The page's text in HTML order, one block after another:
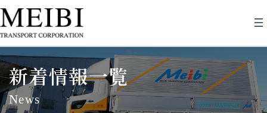
ン
テ
ン
ツ
へ
ス
キ
ッ
プ
ビ
ゲ
ー
シ
ョ
ン
に
移
動
新着情報一覧
News